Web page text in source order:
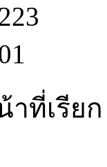
ที่เรีย